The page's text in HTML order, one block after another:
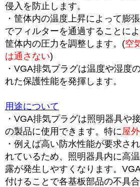
侵入を防止します。
・筐体内の温度上昇によって膨
でフィルターを通過することによ
筐体内の圧力を調整します。(空
は通さない)
・VGA排気プラグは温度や湿度
れた保護性能を発揮します。
用途について
・VGA排気プラグは照明器具や
の製品に使用できます。特に 屋
・例えば高い防水性能が要求さ
れているため、照明器具内に高
露が発生しやすくなります。
付けることで各基板部品の不具